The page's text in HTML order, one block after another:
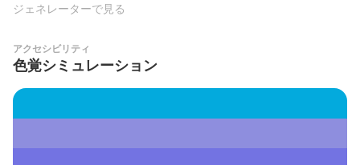
ジェネレーターで見る
アクセシビリティ
色覚シミュレーション